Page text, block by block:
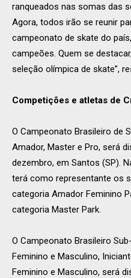
ranqueados nas somas das
Agora, todos irão se reunir
campeonato de skate do
campeões. Quem se
seleção olímpica de skate”,
Competições e atletas de
O Campeonato Brasileiro de
Amador, Master e Pro, será
dezembro, em Santos (SP).
terá como representante os
categoria Amador Feminino
categoria Master Park.
O Campeonato Brasileiro
Feminino e Masculino,
Feminino e Masculino, será